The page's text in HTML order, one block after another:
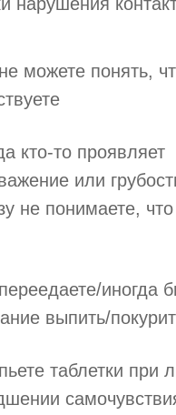
нарушения
можете понять,
кто-то проявляет
или
не понимаете,
иногда
выпить/
таблетки при